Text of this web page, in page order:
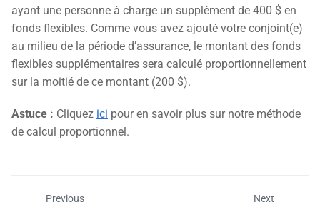
ayant une personne à charge un supplément de 400 $ en
fonds flexibles. Comme vous avez ajouté votre conjoint(e)
au milieu de la période d’assurance, le montant des fonds
flexibles supplémentaires sera calculé proportionnellement
sur la moitié de ce montant (200 $).
Astuce : Cliquez ici pour en savoir plus sur notre méthode
de calcul proportionnel.
Previous Next